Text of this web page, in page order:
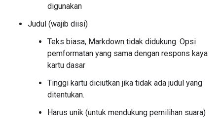
digunakan
Judul (wajib diisi)
Teks biasa, Markdown tidak didukung. Opsi
pemformatan yang sama dengan respons kaya
kartu dasar
Tinggi kartu diciutkan jika tidak ada judul yang
ditentukan.
Harus unik (untuk mendukung pemilihan suara)